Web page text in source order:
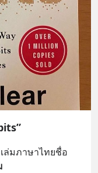
ล่มภาษาไทยชื่อ